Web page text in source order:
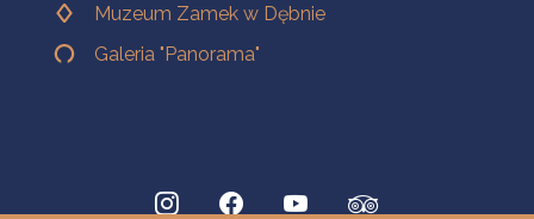
Muzeum Zamek w Dębnie
Galeria "Panorama"